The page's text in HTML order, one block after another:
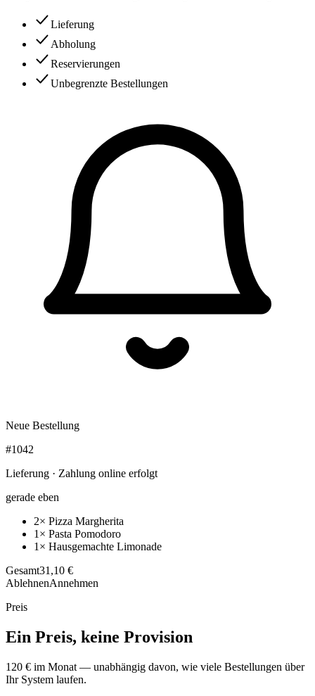
Lieferung
Abholung
Reservierungen
Unbegrenzte Bestellungen
Neue Bestellung
#1042
Lieferung · Zahlung online erfolgt
gerade eben
2× Pizza Margherita
1× Pasta Pomodoro
1× Hausgemachte Limonade
Gesamt31,10 €
AblehnenAnnehmen
Preis
Ein Preis, keine Provision
120 € im Monat — unabhängig davon, wie viele Bestellungen über
Ihr System laufen.